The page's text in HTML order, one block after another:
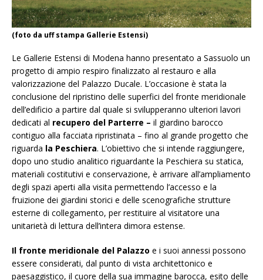
(foto da uff stampa Gallerie Estensi)
Le Gallerie Estensi di Modena hanno presentato a Sassuolo un
progetto di ampio respiro finalizzato al restauro e alla
valorizzazione del Palazzo Ducale. L’occasione è stata la
conclusione del ripristino delle superfici del fronte meridionale
dell’edificio a partire dal quale si svilupperanno ulteriori lavori
dedicati al recupero del Parterre – il giardino barocco
contiguo alla facciata ripristinata – fino al grande progetto che
riguarda la Peschiera. L’obiettivo che si intende raggiungere,
dopo uno studio analitico riguardante la Peschiera su statica,
materiali costitutivi e conservazione, è arrivare all’ampliamento
degli spazi aperti alla visita permettendo l’accesso e la
fruizione dei giardini storici e delle scenografiche strutture
esterne di collegamento, per restituire al visitatore una
unitarietà di lettura dell’intera dimora estense.
Il fronte meridionale del Palazzo e i suoi annessi possono
essere considerati, dal punto di vista architettonico e
paesaggistico, il cuore della sua immagine barocca, esito delle